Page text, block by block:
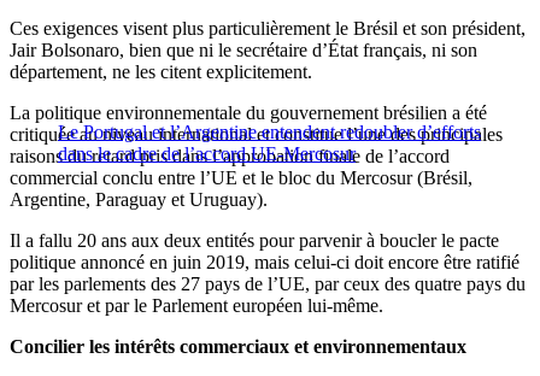
Ces exigences visent plus particulièrement le Brésil et son président,
Jair Bolsonaro, bien que ni le secrétaire d’État français, ni son
département, ne les citent explicitement.
Le Portugal et l’Argentine entendent redoubler d’efforts
dans le cadre de l’accord UE-Mercosur
La politique environnementale du gouvernement brésilien a été
critiquée au niveau international et constitue l’une des principales
raisons du retard pris dans l’approbation finale de l’accord
commercial conclu entre l’UE et le bloc du Mercosur (Brésil,
Argentine, Paraguay et Uruguay).
Il a fallu 20 ans aux deux entités pour parvenir à boucler le pacte
politique annoncé en juin 2019, mais celui-ci doit encore être ratifié
par les parlements des 27 pays de l’UE, par ceux des quatre pays du
Mercosur et par le Parlement européen lui-même.
Concilier les intérêts commerciaux et environnementaux